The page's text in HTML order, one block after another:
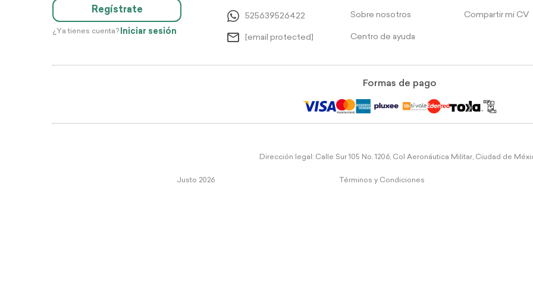
Regístrate
¿Ya tienes cuenta? Iniciar sesión
525639526422
[email protected]
Sobre nosotros
Centro de ayuda
Compartir mi CV
Formas de pago
Dirección legal: Calle Sur 105 No. 1206, Col Aeronáutica Militar, Ciudad de
Justo 2026 Términos y Condiciones